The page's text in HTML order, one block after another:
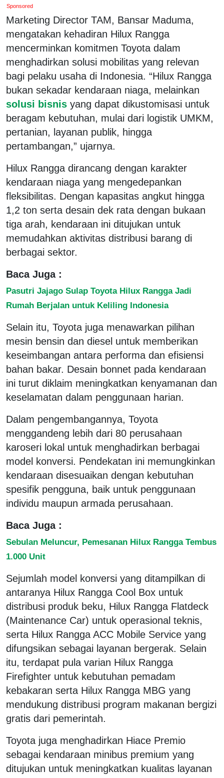
Sponsored
Marketing Director TAM, Bansar Maduma,
mengatakan kehadiran Hilux Rangga
mencerminkan komitmen Toyota dalam
menghadirkan solusi mobilitas yang relevan
bagi pelaku usaha di Indonesia. “Hilux Rangga
bukan sekadar kendaraan niaga, melainkan
solusi bisnis yang dapat dikustomisasi untuk
beragam kebutuhan, mulai dari logistik UMKM,
pertanian, layanan publik, hingga
pertambangan,” ujarnya.
Hilux Rangga dirancang dengan karakter
kendaraan niaga yang mengedepankan
fleksibilitas. Dengan kapasitas angkut hingga
1,2 ton serta desain dek rata dengan bukaan
tiga arah, kendaraan ini ditujukan untuk
memudahkan aktivitas distribusi barang di
berbagai sektor.
Baca Juga :
Pasutri Jajago Sulap Toyota Hilux Rangga Jadi
Rumah Berjalan untuk Keliling Indonesia
Selain itu, Toyota juga menawarkan pilihan
mesin bensin dan diesel untuk memberikan
keseimbangan antara performa dan efisiensi
bahan bakar. Desain bonnet pada kendaraan
ini turut diklaim meningkatkan kenyamanan dan
keselamatan dalam penggunaan harian.
Dalam pengembangannya, Toyota
menggandeng lebih dari 80 perusahaan
karoseri lokal untuk menghadirkan berbagai
model konversi. Pendekatan ini memungkinkan
kendaraan disesuaikan dengan kebutuhan
spesifik pengguna, baik untuk penggunaan
individu maupun armada perusahaan.
Baca Juga :
Sebulan Meluncur, Pemesanan Hilux Rangga Tembus
1.000 Unit
Sejumlah model konversi yang ditampilkan di
antaranya Hilux Rangga Cool Box untuk
distribusi produk beku, Hilux Rangga Flatdeck
(Maintenance Car) untuk operasional teknis,
serta Hilux Rangga ACC Mobile Service yang
difungsikan sebagai layanan bergerak. Selain
itu, terdapat pula varian Hilux Rangga
Firefighter untuk kebutuhan pemadam
kebakaran serta Hilux Rangga MBG yang
mendukung distribusi program makanan bergizi
gratis dari pemerintah.
Toyota juga menghadirkan Hiace Premio
sebagai kendaraan minibus premium yang
ditujukan untuk meningkatkan kualitas layanan